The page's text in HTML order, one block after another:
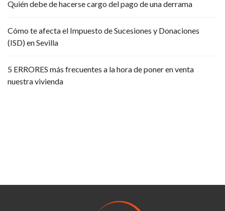
Quién debe de hacerse cargo del pago de una derrama
Cómo te afecta el Impuesto de Sucesiones y Donaciones
(ISD) en Sevilla
5 ERRORES más frecuentes a la hora de poner en venta
nuestra vivienda